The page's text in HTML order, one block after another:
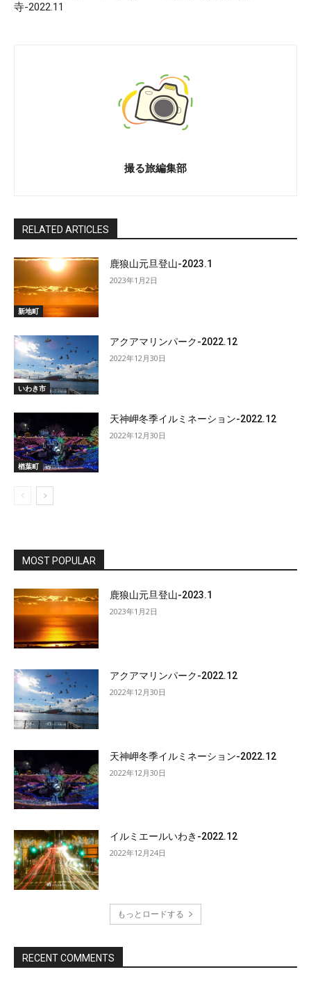
寺-2022.11
撮る旅編集部
RELATED ARTICLES
新地町
鹿狼山元旦登山-2023.1
2023年1月2日
いわき市
アクアマリンパーク-2022.12
2022年12月30日
楢葉町
天神岬冬季イルミネーション-2022.12
2022年12月30日
MOST POPULAR
鹿狼山元旦登山-2023.1
2023年1月2日
アクアマリンパーク-2022.12
2022年12月30日
天神岬冬季イルミネーション-2022.12
2022年12月30日
イルミエールいわき-2022.12
2022年12月24日
もっとロードする
RECENT COMMENTS